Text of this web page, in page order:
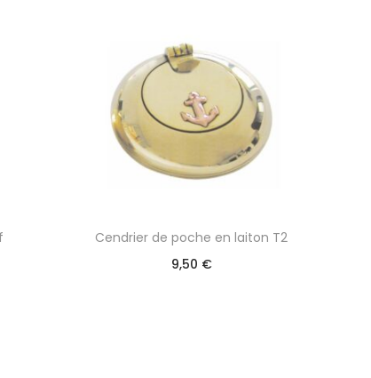
Cendrier de poche en laiton T2
9,50 €